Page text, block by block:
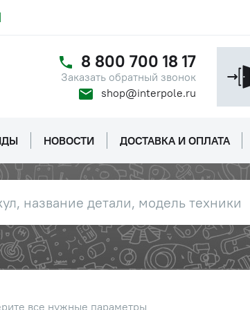
8 800 700 18 17
Заказать обратный звонок
shop@interpole.ru
НОВОСТИ ДОСТАВКА И ОПЛАТА
все нужные параметры
Наличие
Наличие
Обратитесь к
консультанту
масла/воздуха (0-10)
напряжения 14В/28В
Наличие